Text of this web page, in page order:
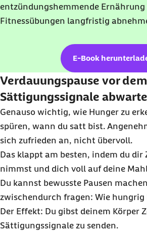
entzündungshemmende Ernährung
Fitnessübungen langfristig
E-Book
Verdauungspause vor
Sättigungssignale
Genauso wichtig, wie Hunger zu
spüren, wann du satt bist.
sich zufrieden an, nicht übervoll.
Das klappt am besten, indem du dir
nimmst und dich voll auf deine
Du kannst bewusste Pausen
zwischendurch fragen: Wie hungrig
Der Effekt: Du gibst deinem Körper
Sättigungssignale zu senden.